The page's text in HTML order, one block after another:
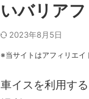
いバリア
2023年8月5日
※当サイトはアフィリエイ
車イスを利用す